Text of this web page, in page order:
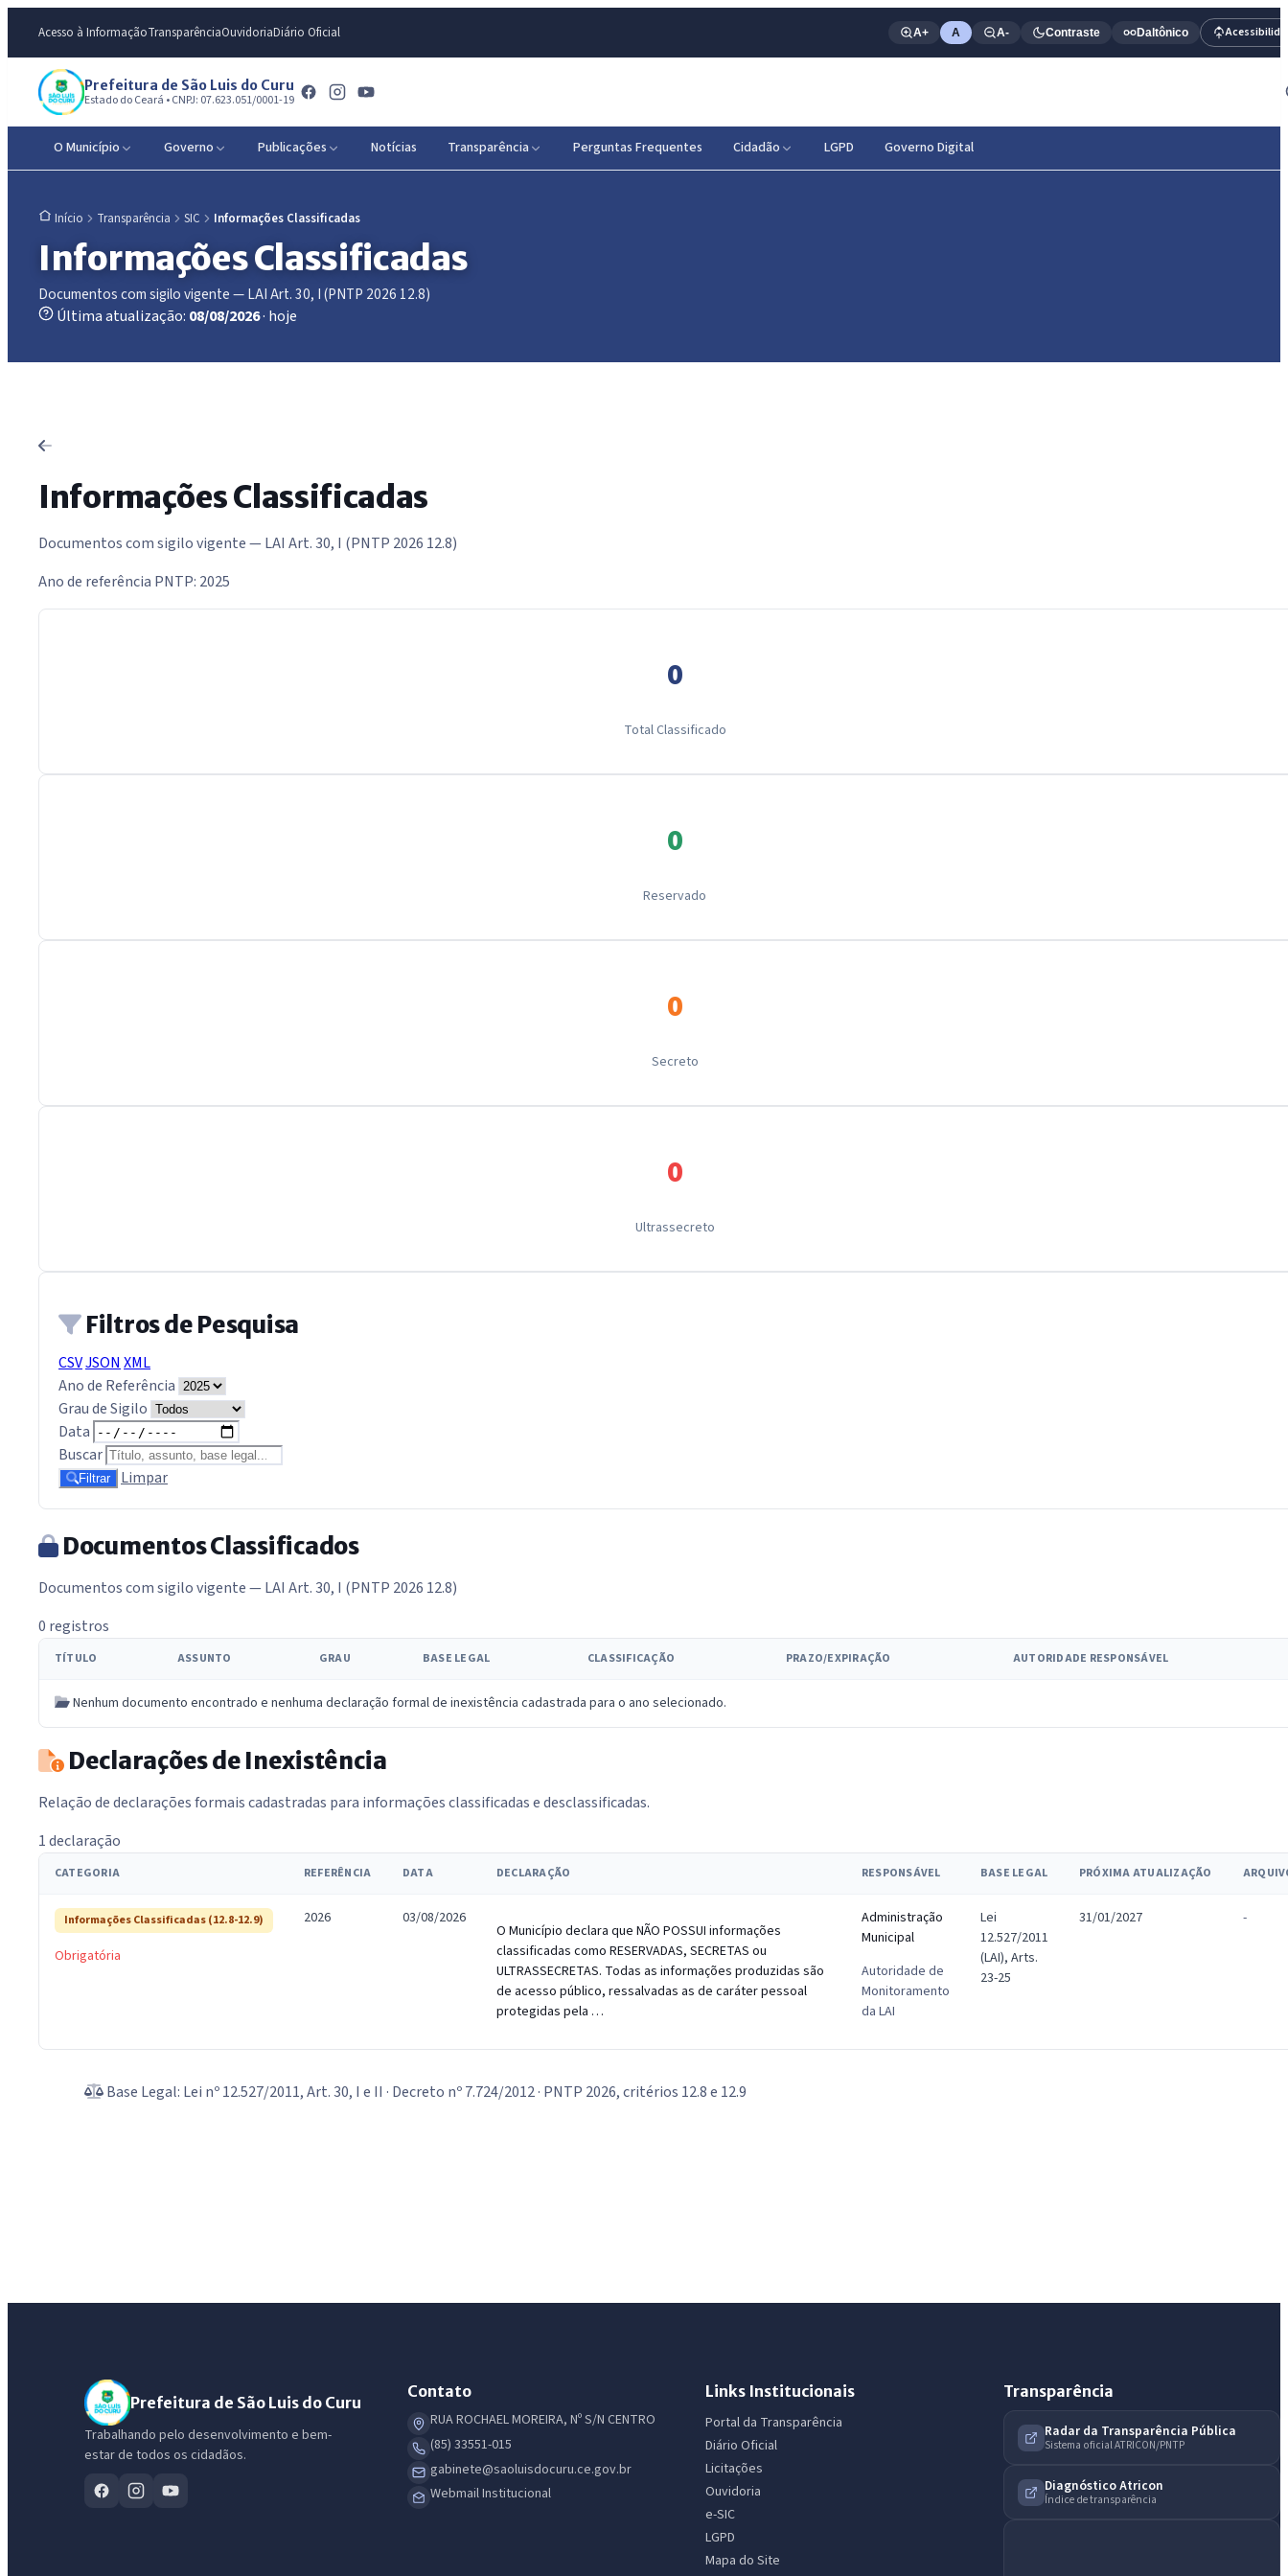
Acesso à InformaçãoTransparênciaOuvidoriaDiário Oficial A+ A A- Contraste Daltônico
Prefeitura de São Luis do Curu
Estado do Ceará • CNPJ: 07.623.051/0001-19
O Município Governo Publicações Notícias Transparência Perguntas Frequentes Cidadão LGPD Governo Digital
Início Transparência SIC Informações Classificadas
Informações Classificadas
Documentos com sigilo vigente — LAI Art. 30, I (PNTP 2026 12.8)
Última atualização: 08/08/2026· hoje
Informações Classificadas
Documentos com sigilo vigente — LAI Art. 30, I (PNTP 2026 12.8)
Ano de referência PNTP: 2025
0
Total Classificado
0
Reservado
0
Secreto
0
Ultrassecreto
Filtros de Pesquisa
CSVJSON XML
Ano de Referência
Grau de Sigilo
Data
Buscar
Filtrar Limpar
Documentos Classificados
Documentos com sigilo vigente — LAI Art. 30, I (PNTP 2026 12.8)
0 registros
TÍTULO ASSUNTO GRAU BASE LEGAL CLASSIFICAÇÃO PRAZO/EXPIRAÇÃO AUTORIDADE RESPONSÁVEL
Nenhum documento encontrado e nenhuma declaração formal de inexistência cadastrada para o ano selecionado.
Declarações de Inexistência
Relação de declarações formais cadastradas para informações classificadas e desclassificadas.
1 declaração
CATEGORIA REFERÊNCIA DATA DECLARAÇÃO RESPONSÁVEL BASE LEGAL PRÓXIMA ATUALIZAÇÃO
Informações Classificadas (12.8-12.9)
Obrigatória
2026 03/08/2026
O Município declara que NÃO POSSUI informações
classificadas como RESERVADAS, SECRETAS ou
ULTRASSECRETAS. Todas as informações produzidas são
de acesso público, ressalvadas as de caráter pessoal
protegidas pela …
Administração
Municipal
Autoridade de
Monitoramento
da LAI
Lei
12.527/2011
(LAI), Arts.
23-25
31/01/2027 -
Base Legal: Lei nº 12.527/2011, Art. 30, I e II · Decreto nº 7.724/2012 · PNTP 2026, critérios 12.8 e 12.9
Prefeitura de São Luis do Curu
Trabalhando pelo desenvolvimento e bem-
estar de todos os cidadãos.
Contato
RUA ROCHAEL MOREIRA, Nº S/N CENTRO
(85) 33551-015
gabinete@saoluisdocuru.ce.gov.br
Webmail Institucional
Links Institucionais
Portal da Transparência
Diário Oficial
Licitações
Ouvidoria
e-SIC
LGPD
Mapa do Site
Transparência
Radar da Transparência Pública
Sistema oficial ATRICON/PNTP
Diagnóstico Atricon
Índice de transparência